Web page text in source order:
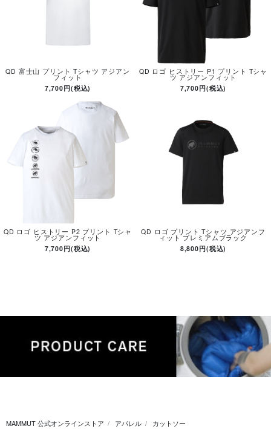
QD 富士山 プリント Tシャツ アジアン
フィット
7,700円(税込)
QD ロゴ ヒストリー P1 プリント Tシャ
ツ アジアンフィット
7,700円(税込)
QD ロゴ ヒストリー P2 プリント Tシャ
ツ アジアンフィット
7,700円(税込)
QD ロゴ プリント Tシャツ アジアンフ
ィット プレミアムブラック
8,800円(税込)
MAMMUT 公式オンラインストア アパレル カットソー